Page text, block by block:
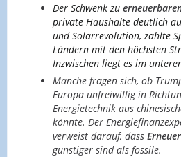
Der Schwenk zu
private Haushalte deutlich
und Solarrevolution, zählte
Ländern mit den höchsten
Inzwischen liegt es im
Manche fragen sich, ob
Europa unfreiwillig in
Energietechnik aus
könnte. Der
verweist darauf, dass
günstiger sind als fossile.